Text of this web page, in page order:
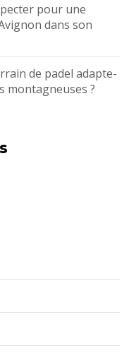
pour une
dans son
de padel adapte-
montagneuses ?